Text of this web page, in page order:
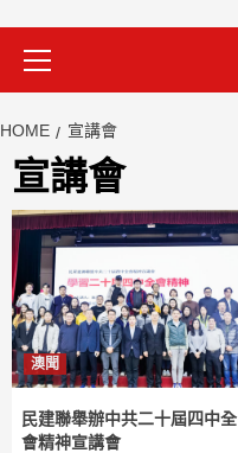
HOME 宣講會
宣講會
澳聞
民建聯舉辦中共二十屆四中全
會精神宣講會